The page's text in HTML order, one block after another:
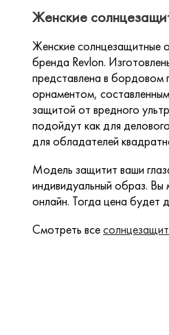
Женские
Женские солнцезащитные
бренда Revlon.
представлена в бордовом
орнаментом,
защитой от вредного
подойдут как для
для обладателей
Модель защитит ваши
индивидуальный образ. Вы
онлайн. Тогда цена будет
Смотреть все